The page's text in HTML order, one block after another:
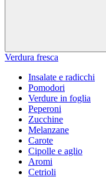
Verdura fresca
Insalate e radicchi
Pomodori
Verdure in foglia
Peperoni
Zucchine
Melanzane
Carote
Cipolle e aglio
Aromi
Cetrioli